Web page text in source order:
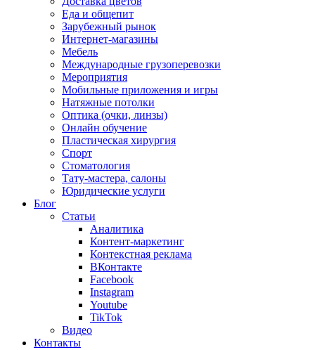
Еда и общепит
Зарубежный рынок
Интернет-магазины
Мебель
Международные грузоперевозки
Мероприятия
Мобильные приложения и игры
Натяжные потолки
Оптика (очки, линзы)
Онлайн обучение
Пластическая хирургия
Спорт
Стоматология
Тату-мастера, салоны
Юридические услуги
Блог
Статьи
Аналитика
Контент-маркетинг
Контекстная реклама
ВКонтакте
Facebook
Instagram
Youtube
TikTok
Видео
Контакты